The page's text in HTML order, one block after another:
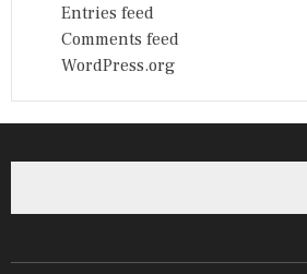
Entries feed
Comments feed
WordPress.org